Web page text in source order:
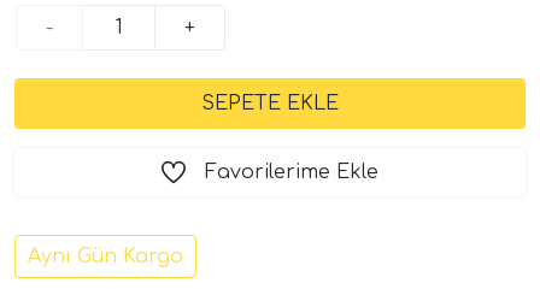
- +
Favorilerime Ekle
Aynı Gün Kargo